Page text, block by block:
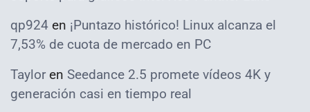
qp924 en ¡Puntazo histórico! Linux alcanza el
7,53% de cuota de mercado en PC
Taylor en Seedance 2.5 promete vídeos 4K y
generación casi en tiempo real